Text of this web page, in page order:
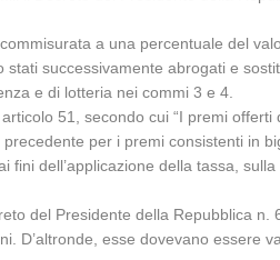
a una percentuale del
successivamente abrogati e
e di lotteria nei commi 3 e 4.
51, secondo cui “I premi
per i premi consistenti in
fini dell’applicazione della tassa,
del Presidente della Repubblica n.
D’altronde, esse dovevano essere